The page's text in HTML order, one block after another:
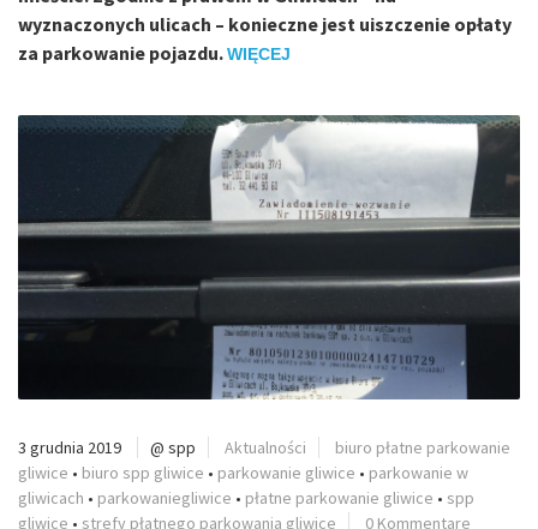
wyznaczonych ulicach – konieczne jest uiszczenie opłaty
za parkowanie pojazdu.WIĘCEJ
3 grudnia 2019 @ spp Aktualności
biuro płatne parkowanie
gliwice • biuro spp gliwice • parkowanie gliwice • parkowanie w
gliwicach • parkowaniegliwice • płatne parkowanie gliwice • spp
gliwice • strefy płatnego parkowania gliwice 0 Kommentare